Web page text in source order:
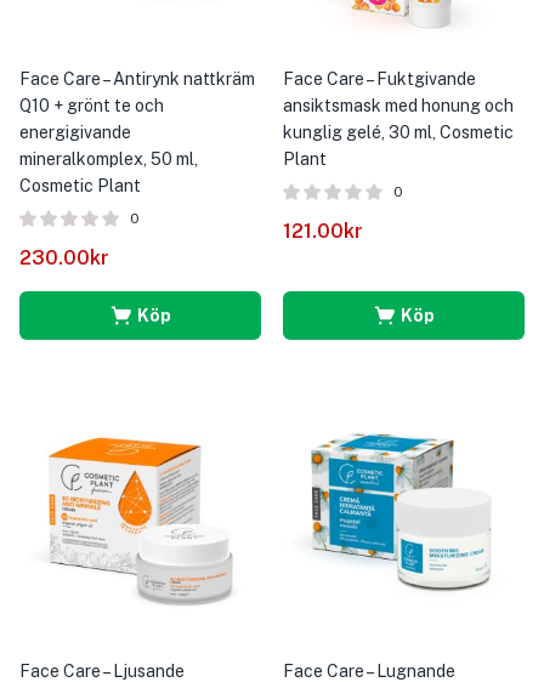
Face Care – Antirynk nattkräm
Q10 + grönt te och
energigivande
mineralkomplex, 50 ml,
Cosmetic Plant
0
230.00 kr
Köp
Face Care – Fuktgivande
ansiktsmask med honung och
kunglig gelé, 30 ml, Cosmetic
Plant
0
121.00 kr
Köp
Face Care – Ljusande
Face Care – Lugnande